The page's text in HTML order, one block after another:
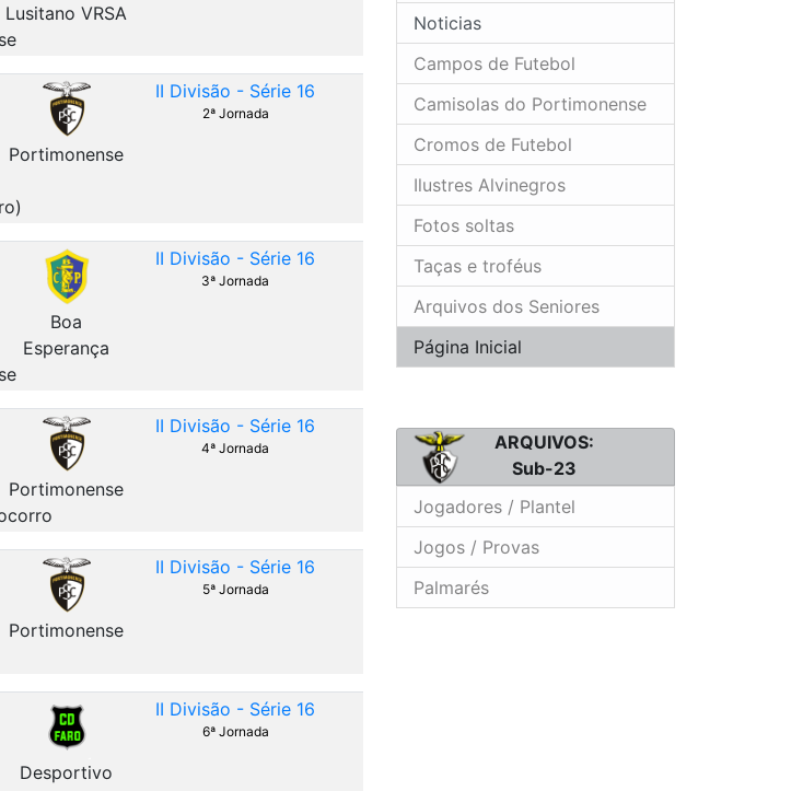
Lusitano VRSA
II Divisão - Série 16
2ª Jornada
Portimonense
II Divisão - Série 16
3ª Jornada
Boa
Esperança
II Divisão - Série 16
4ª Jornada
Portimonense
II Divisão - Série 16
5ª Jornada
Portimonense
II Divisão - Série 16
6ª Jornada
Desportivo
Noticias
Campos de Futebol
Camisolas do Portimonense
Cromos de Futebol
Ilustres Alvinegros
Fotos soltas
Taças e troféus
Arquivos dos Seniores
Página Inicial
ARQUIVOS:
Sub-23
Jogadores / Plantel
Jogos / Provas
Palmarés